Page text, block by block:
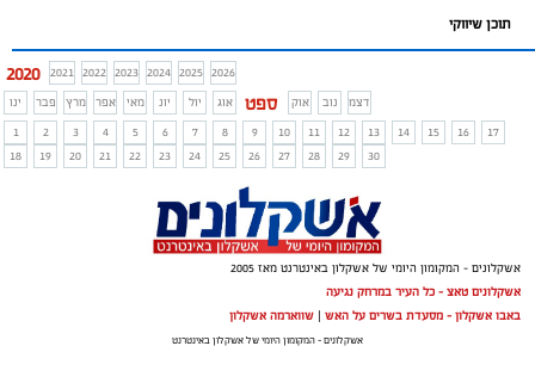
תוכן שיווקי
2020 2021 2022 2023 2024 2025 2026
ינו
פבר מרץ אפר מאי יונ יול אוג ספט אוק נוב
דצמ
1
2 3 4 5 6 7 8 9 10 11 12 13 14 15 16
17
18
19 20 21 22 23 24 25 26 27 28 29 30
אשקלונים - המקומון היומי של אשקלון באינטרנט מאז 2005
אשקלונים טאצ - כל העיר במרחק נגיעה
באבו אשקלון - מסעדת בשרים על האש | שווארמה אשקלון
אשקלונים - המקומון היומי של אשקלון באינטרנט